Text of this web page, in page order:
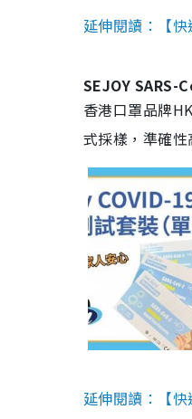
延伸閱讀：【
SEJOY SARS-
香港口罩品牌
式採樣，準確
延伸閱讀：【